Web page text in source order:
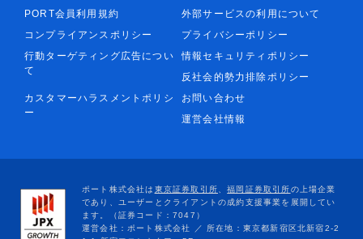
PORT会員利用規約
外部サービスの利用について
コンプライアンスポリシー
プライバシーポリシー
行動ターゲティング広告につい
て
情報セキュリティポリシー
反社会的勢力排除ポリシー
カスタマーハラスメントポリシ
ー
お問い合わせ
運営会社情報